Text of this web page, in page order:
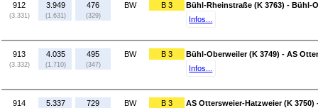
912
(3.331)
3.949
(1.631)
476
(329)
BW B 3
Bühl-Rheinstraße (K 3763) - Bühl-
Infos...
913
(3.332)
4.035
(1.710)
495
(347)
BW B 3
Bühl-Oberweiler (K 3749) - AS
Infos...
914 5.337 729 BW B 3
AS Ottersweier-Hatzweier (K